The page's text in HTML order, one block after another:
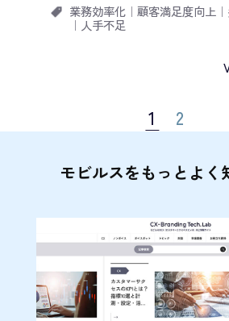
業務効率化｜ 顧客満足度向上 ｜
｜ 人手不足
1 2
モビルスをもっとよく